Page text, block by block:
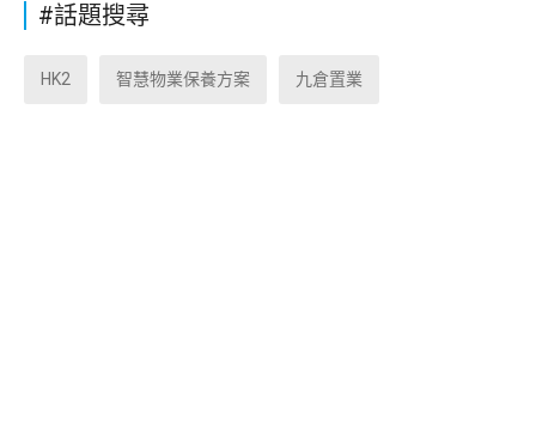
#話題搜尋
HK2 智慧物業保養方案 九倉置業